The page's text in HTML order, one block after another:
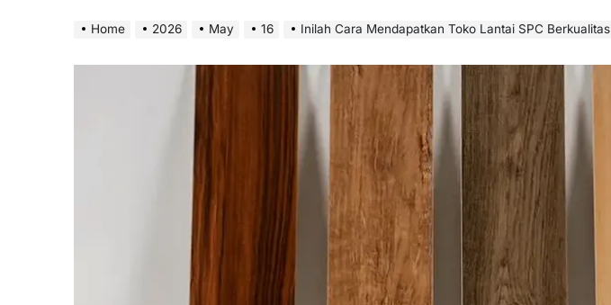
Home 2026 May 16 Inilah Cara Mendapatkan Toko Lantai SPC Berkualitas